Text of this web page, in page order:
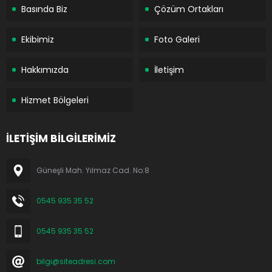
Basında Biz Çözüm Ortakları
Ekibimiz Foto Galeri
Hakkımızda İletişim
Hizmet Bölgeleri
İLETİŞİM BİLGİLERİMİZ
Güneşli Mah. Yılmaz Cad. No:8
0545 935 35 52
0545 935 35 52
bilgi@siteadresi.com